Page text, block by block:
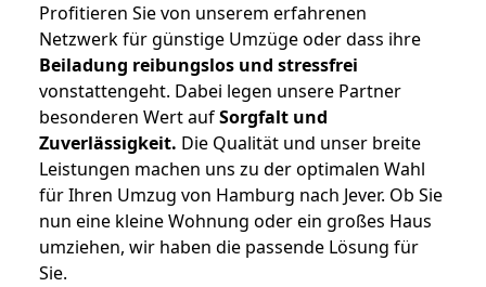
Profitieren Sie von unserem erfahrenen
Netzwerk für günstige Umzüge oder dass ihre
Beiladung reibungslos und stressfrei
vonstattengeht. Dabei legen unsere Partner
besonderen Wert aufSorgfalt und
Zuverlässigkeit. Die Qualität und unser breite
Leistungen machen uns zu der optimalen Wahl
für Ihren Umzug von Hamburg nach Jever. Ob Sie
nun eine kleine Wohnung oder ein großes Haus
umziehen, wir haben die passende Lösung für
Sie.